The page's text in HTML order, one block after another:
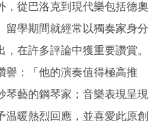
，從巴洛克到現代樂包括德奧
留學期間就經常以獨奏家身分
在許多評論中獲重要讚賞。
譽：「他的演奏值得極高推
琴藝的鋼琴家；音樂表現呈現
温暖熱烈回應，並喜愛此原創